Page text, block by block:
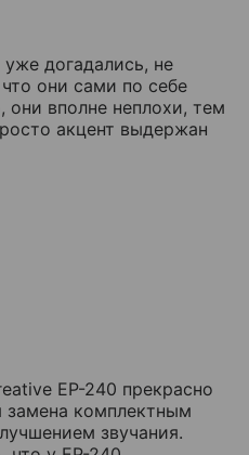
догадались, не
они сами по себе
они вполне неплохи, тем
акцент выдержан
EP-240 прекрасно
комплектным
звучания.